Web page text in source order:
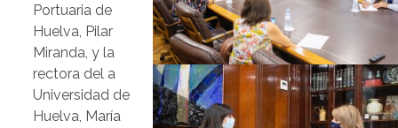
Portuaria de
Huelva, Pilar
Miranda, y la
rectora del a
Universidad de
Huelva, María